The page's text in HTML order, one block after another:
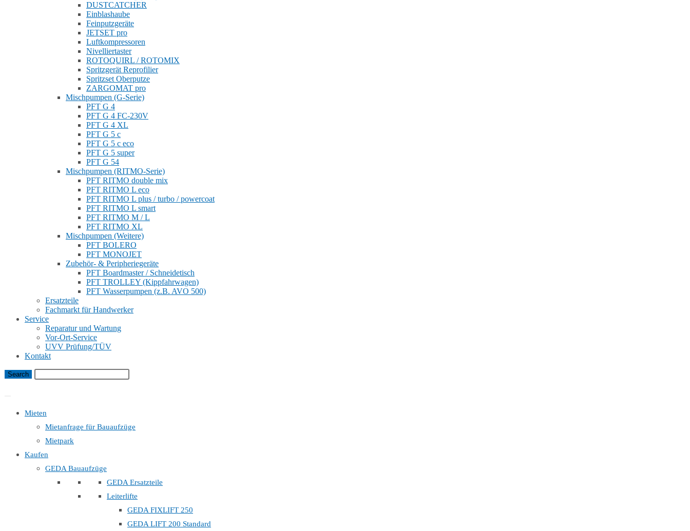
DUSTCATCHER
Einblashaube
Feinputzgeräte
JETSET pro
Luftkompressoren
Nivelliertaster
ROTOQUIRL / ROTOMIX
Spritzgerät Reprofilier
Spritzset Oberputze
ZARGOMAT pro
Mischpumpen (G-Serie)
PFT G 4
PFT G 4 FC-230V
PFT G 4 XL
PFT G 5 c
PFT G 5 c eco
PFT G 5 super
PFT G 54
Mischpumpen (RITMO-Serie)
PFT RITMO double mix
PFT RITMO L eco
PFT RITMO L plus / turbo / powercoat
PFT RITMO L smart
PFT RITMO M / L
PFT RITMO XL
Mischpumpen (Weitere)
PFT BOLERO
PFT MONOJET
Zubehör- & Peripheriegeräte
PFT Boardmaster / Schneidetisch
PFT TROLLEY (Kippfahrwagen)
PFT Wasserpumpen (z.B. AVO 500)
Ersatzteile
Fachmarkt für Handwerker
Service
Reparatur und Wartung
Vor-Ort-Service
UVV Prüfung/TÜV
Kontakt
Mieten
Mietanfrage für Bauaufzüge
Mietpark
Kaufen
GEDA Bauaufzüge
GEDA Ersatzteile
Leiterlifte
GEDA FIXLIFT 250
GEDA LIFT 200 Standard